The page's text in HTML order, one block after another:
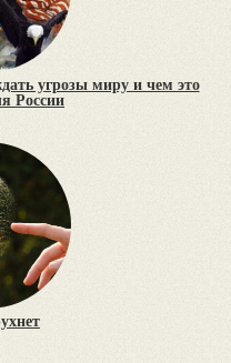
угрозы миру и чем это
России